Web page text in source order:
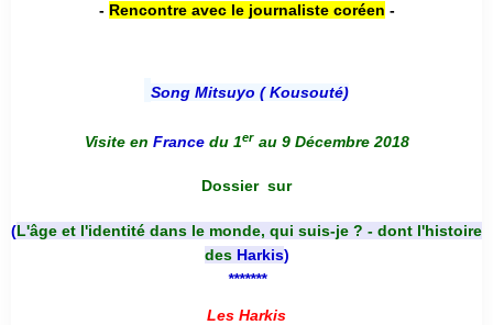
- Rencontre avec le journaliste coréen -
Song Mitsuyo ( Kousouté)
Visite en France du 1er au 9 Décembre 2018
Dossier sur
(L'âge et l'identité dans le monde, qui suis-je ? - dont l'histoire
des Harkis)
*******
Les Harkis